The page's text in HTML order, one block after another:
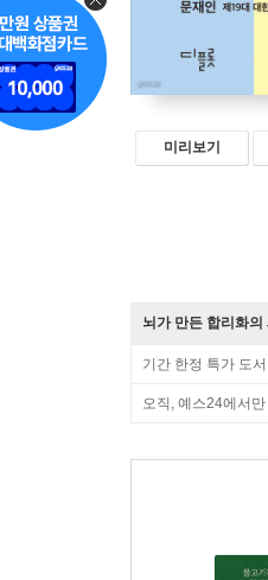
미리보기
뇌가 만든 합리화의
기간 한정 특가 도서
오직, 예스24에서만